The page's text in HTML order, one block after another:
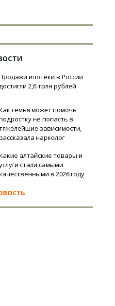
ипотеки в России
2,6 трлн рублей
семья может помочь
не попасть в
зависимости,
нарколог
алтайские товары и
стали самыми
в 2026 году